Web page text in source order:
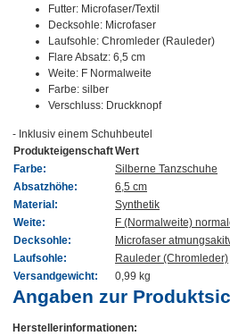
Futter: Microfaser/Textil
Decksohle: Microfaser
Laufsohle: Chromleder (Rauleder)
Flare Absatz: 6,5 cm
Weite: F Normalweite
Farbe: silber
Verschluss: Druckknopf
- Inklusiv einem Schuhbeutel
ProdukteigenschaftWert
Farbe:
Silberne Tanzschuhe
Absatzhöhe:
6,5 cm
Material:
Synthetik
Weite:
F (Normalweite)
Decksohle:
Microfaser
Laufsohle:
Rauleder (Chromleder)
Versandgewicht:
0,99 kg
Angaben zur
Herstellerinformationen: